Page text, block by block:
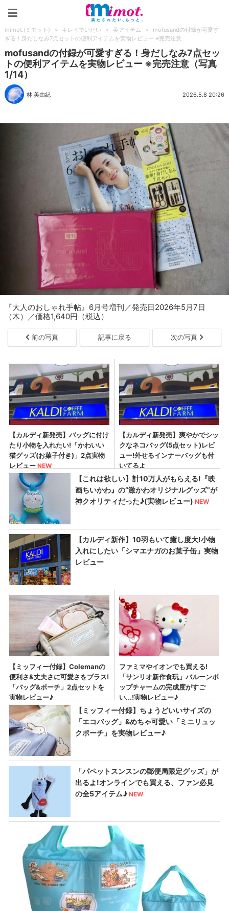
mimot.(ミモット) > キレイでいたい > 美アイテム >
mofusandの付録が可愛す
ぎる！身だしなみ7点セットの便利アイテムを実物レビュー ※完売注意
mofusandの付録が可愛すぎる！身だしなみ7点セッ
トの便利アイテムを実物レビュー ※完売注意（写真
1/14）
林 美由紀 2026.5.8 20:26
『大人のおしゃれ手帖』6月号増刊／発売日2026年5月7日
（木）／価格1,640円（税込）
前の写真 記事に戻る 次の写真